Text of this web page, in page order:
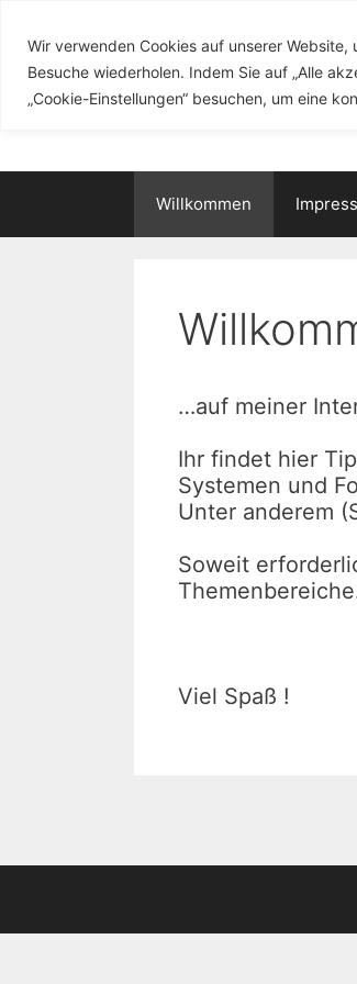
Wir verwenden Cookies auf unserer
Besuche wiederholen. Indem Sie auf „Alle
„Cookie-Einstellungen“ besuchen, um eine
Inhalt
springen
Eine private Webseite
Willkommen
…auf meiner
Ihr findet hier
Systemen und
Unter anderem
Soweit
Viel Spaß !